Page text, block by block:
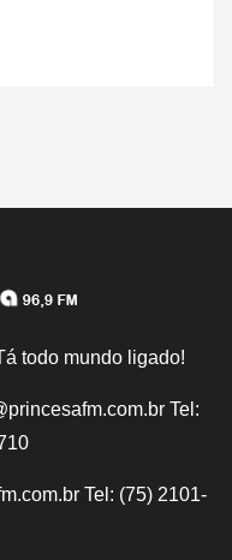
todo mundo ligado!
Tel:
Tel: (75) 2101-